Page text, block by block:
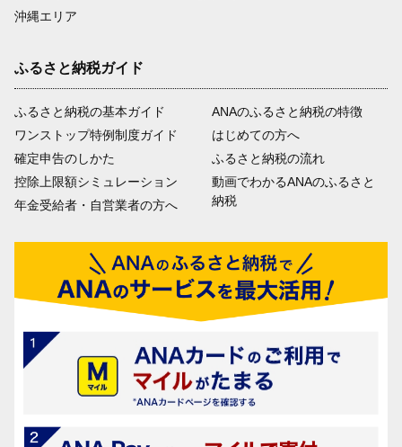
沖縄エリア
ふるさと納税ガイド
ふるさと納税の基本ガイド
ワンストップ特例制度ガイド
確定申告のしかた
控除上限額シミュレーション
年金受給者・自営業者の方へ
ANAのふるさと納税の特徴
はじめての方へ
ふるさと納税の流れ
動画でわかるANAのふるさと
納税